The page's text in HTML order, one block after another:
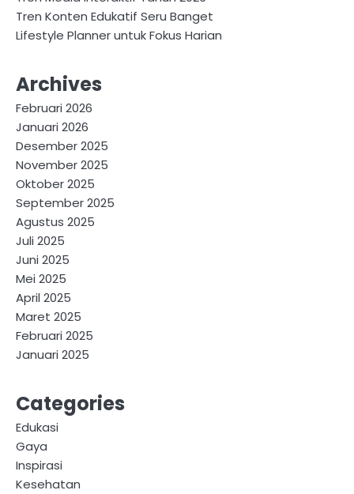
Tren Konten Edukatif Seru Banget
Lifestyle Planner untuk Fokus Harian
Archives
Februari 2026
Januari 2026
Desember 2025
November 2025
Oktober 2025
September 2025
Agustus 2025
Juli 2025
Juni 2025
Mei 2025
April 2025
Maret 2025
Februari 2025
Januari 2025
Categories
Edukasi
Gaya
Inspirasi
Kesehatan